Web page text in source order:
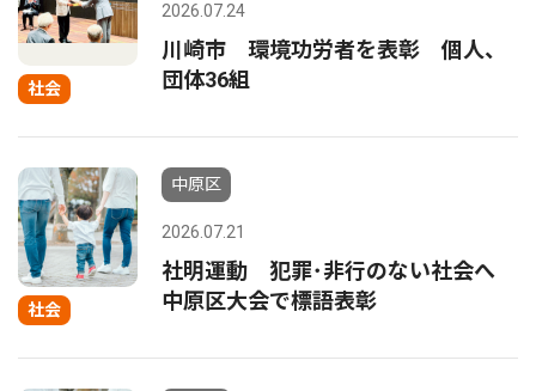
社会
2026.07.24
川崎市 環境功労者を表彰 個人、
団体36組
社会
中原区
2026.07.21
社明運動 犯罪･非行のない社会へ
中原区大会で標語表彰